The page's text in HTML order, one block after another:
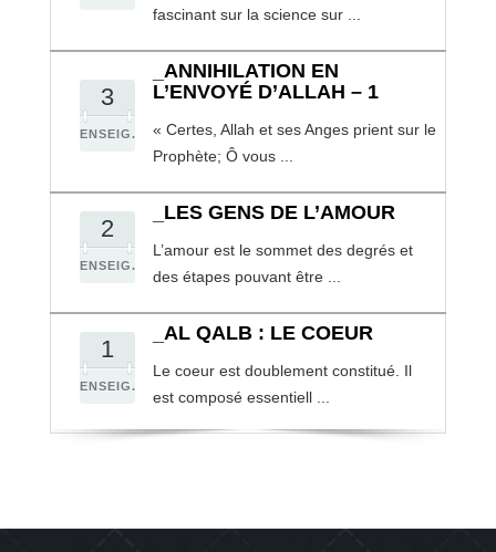
fascinant sur la science sur ...
3
ENSEIG.
_ANNIHILATION EN
L’ENVOYÉ D’ALLAH – 1
« Certes, Allah et ses Anges prient sur le
Prophète; Ô vous ...
2
ENSEIG.
_LES GENS DE L’AMOUR
L’amour est le sommet des degrés et
des étapes pouvant être ...
1
ENSEIG.
_AL QALB : LE COEUR
Le coeur est doublement constitué. Il
est composé essentiell ...